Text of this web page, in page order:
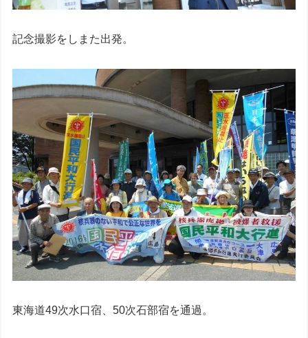
記念撮影をしまた出発。
東海道49次水口宿、50次石部宿を通過。